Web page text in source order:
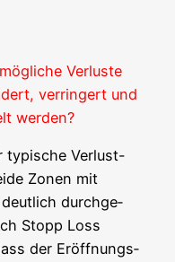
Ver­lus­te
ver­rin­gert und
werden?
typi­sche Ver­lust-
Zonen mit
deut­lich durch­ge­
Stopp Loss
der Eröff­nungs­